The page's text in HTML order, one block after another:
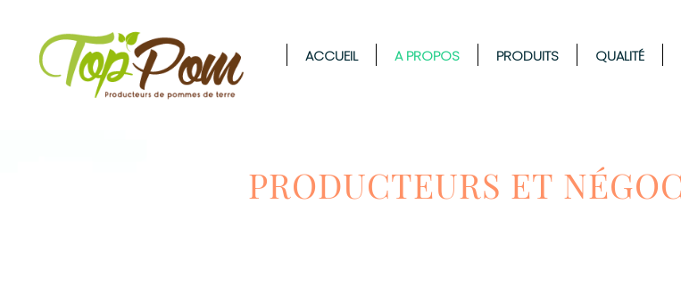
ACCUEIL A PROPOS PRODUITS QUALITÉ
PRODUCTEURS ET